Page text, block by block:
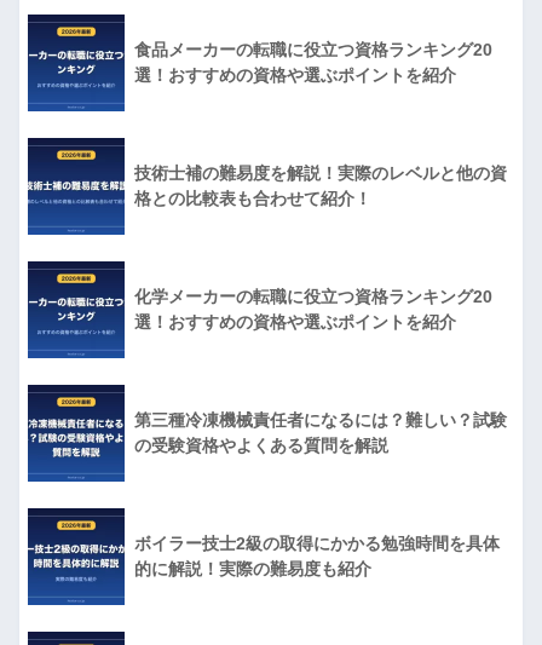
食品メーカーの転職に役立つ資格ランキング20
選！おすすめの資格や選ぶポイントを紹介
技術士補の難易度を解説！実際のレベルと他の資
格との比較表も合わせて紹介！
化学メーカーの転職に役立つ資格ランキング20
選！おすすめの資格や選ぶポイントを紹介
第三種冷凍機械責任者になるには？難しい？試験
の受験資格やよくある質問を解説
ボイラー技士2級の取得にかかる勉強時間を具体
的に解説！実際の難易度も紹介